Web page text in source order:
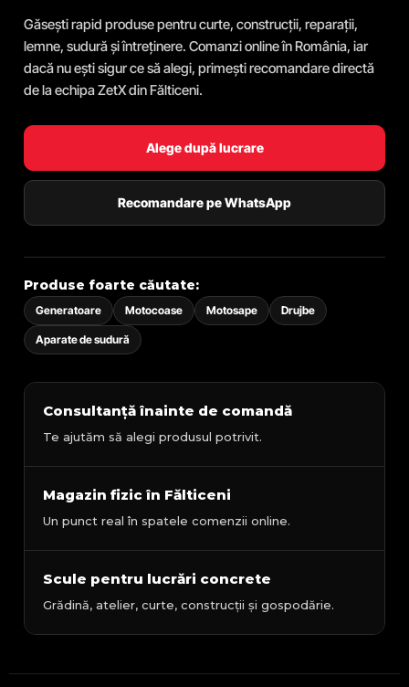
Găsești rapid produse pentru curte, construcții, reparații,
lemne, sudură și întreținere. Comanzi online în România, iar
dacă nu ești sigur ce să alegi, primești recomandare directă
de la echipa ZetX din Fălticeni.
Alege după lucrare
Recomandare pe WhatsApp
Produse foarte căutate:
Generatoare Motocoase Motosape Drujbe
Aparate de sudură
Consultanță înainte de comandă
Te ajutăm să alegi produsul potrivit.
Magazin fizic în Fălticeni
Un punct real în spatele comenzii online.
Scule pentru lucrări concrete
Grădină, atelier, curte, construcții și gospodărie.